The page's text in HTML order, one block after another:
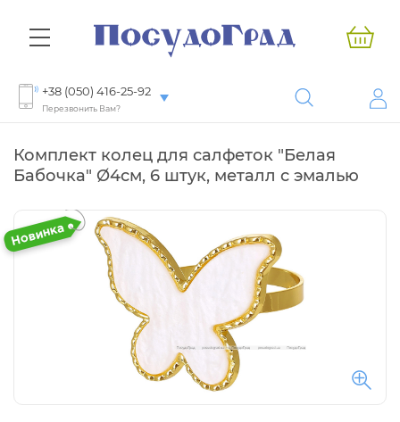
+38 (050) 416-25-92
Перезвонить Вам?
Комплект колец для салфеток "Белая
Бабочка" Ø4см, 6 штук, металл с эмалью